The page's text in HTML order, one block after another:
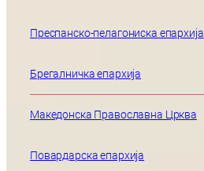
Преспанско-пелагониска епархија
Брегалничка епархија
Македонска Православна Црква
Повардарска епархија